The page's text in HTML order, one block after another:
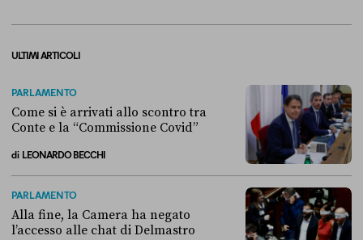
ULTIMI ARTICOLI
PARLAMENTO
Come si è arrivati allo scontro tra
Conte e la “Commissione Covid”
di LEONARDO BECCHI
PARLAMENTO
Alla fine, la Camera ha negato
l’accesso alle chat di Delmastro